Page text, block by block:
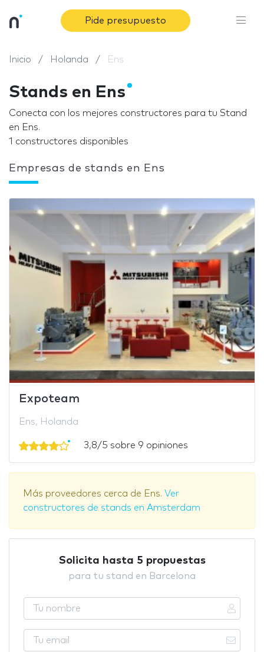
Pide presupuesto
Inicio Holanda Ens
Stands en Ens
Conecta con los mejores constructores para tu Stand
en Ens.
1 constructores disponibles
Empresas de stands en Ens
Expoteam
Ens, Holanda
3,8/5 sobre 9 opiniones
Más proveedores cerca de Ens. Ver
constructores de stands en Amsterdam
Solicita hasta 5 propuestas
para tu stand en Barcelona